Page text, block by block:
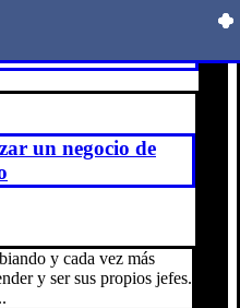
un negocio de
y cada vez más
y ser sus propios jefes.